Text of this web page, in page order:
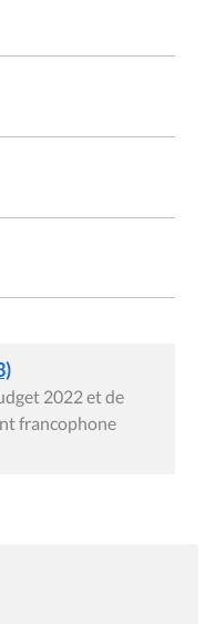
2022 et de
francophone